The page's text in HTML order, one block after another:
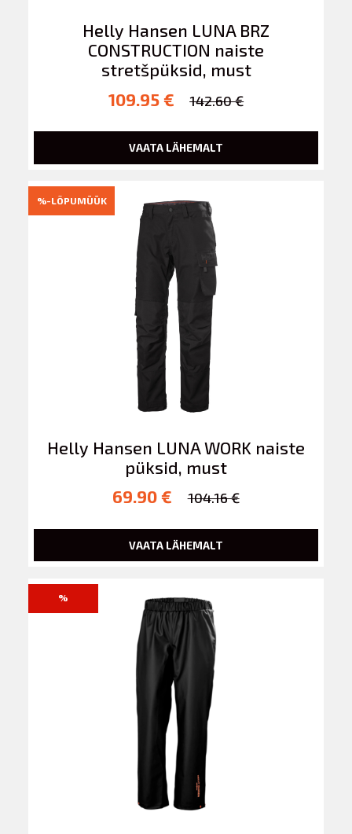
Helly Hansen LUNA BRZ
CONSTRUCTION naiste
stretšpüksid, must
109.95 €
142.60 €
VAATA LÄHEMALT
%-LÕPUMÜÜK
Helly Hansen LUNA WORK naiste
püksid, must
69.90 €
104.16 €
VAATA LÄHEMALT
%